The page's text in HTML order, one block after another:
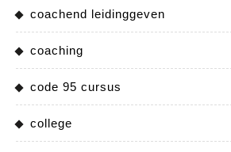
coachend leidinggeven
coaching
code 95 cursus
college